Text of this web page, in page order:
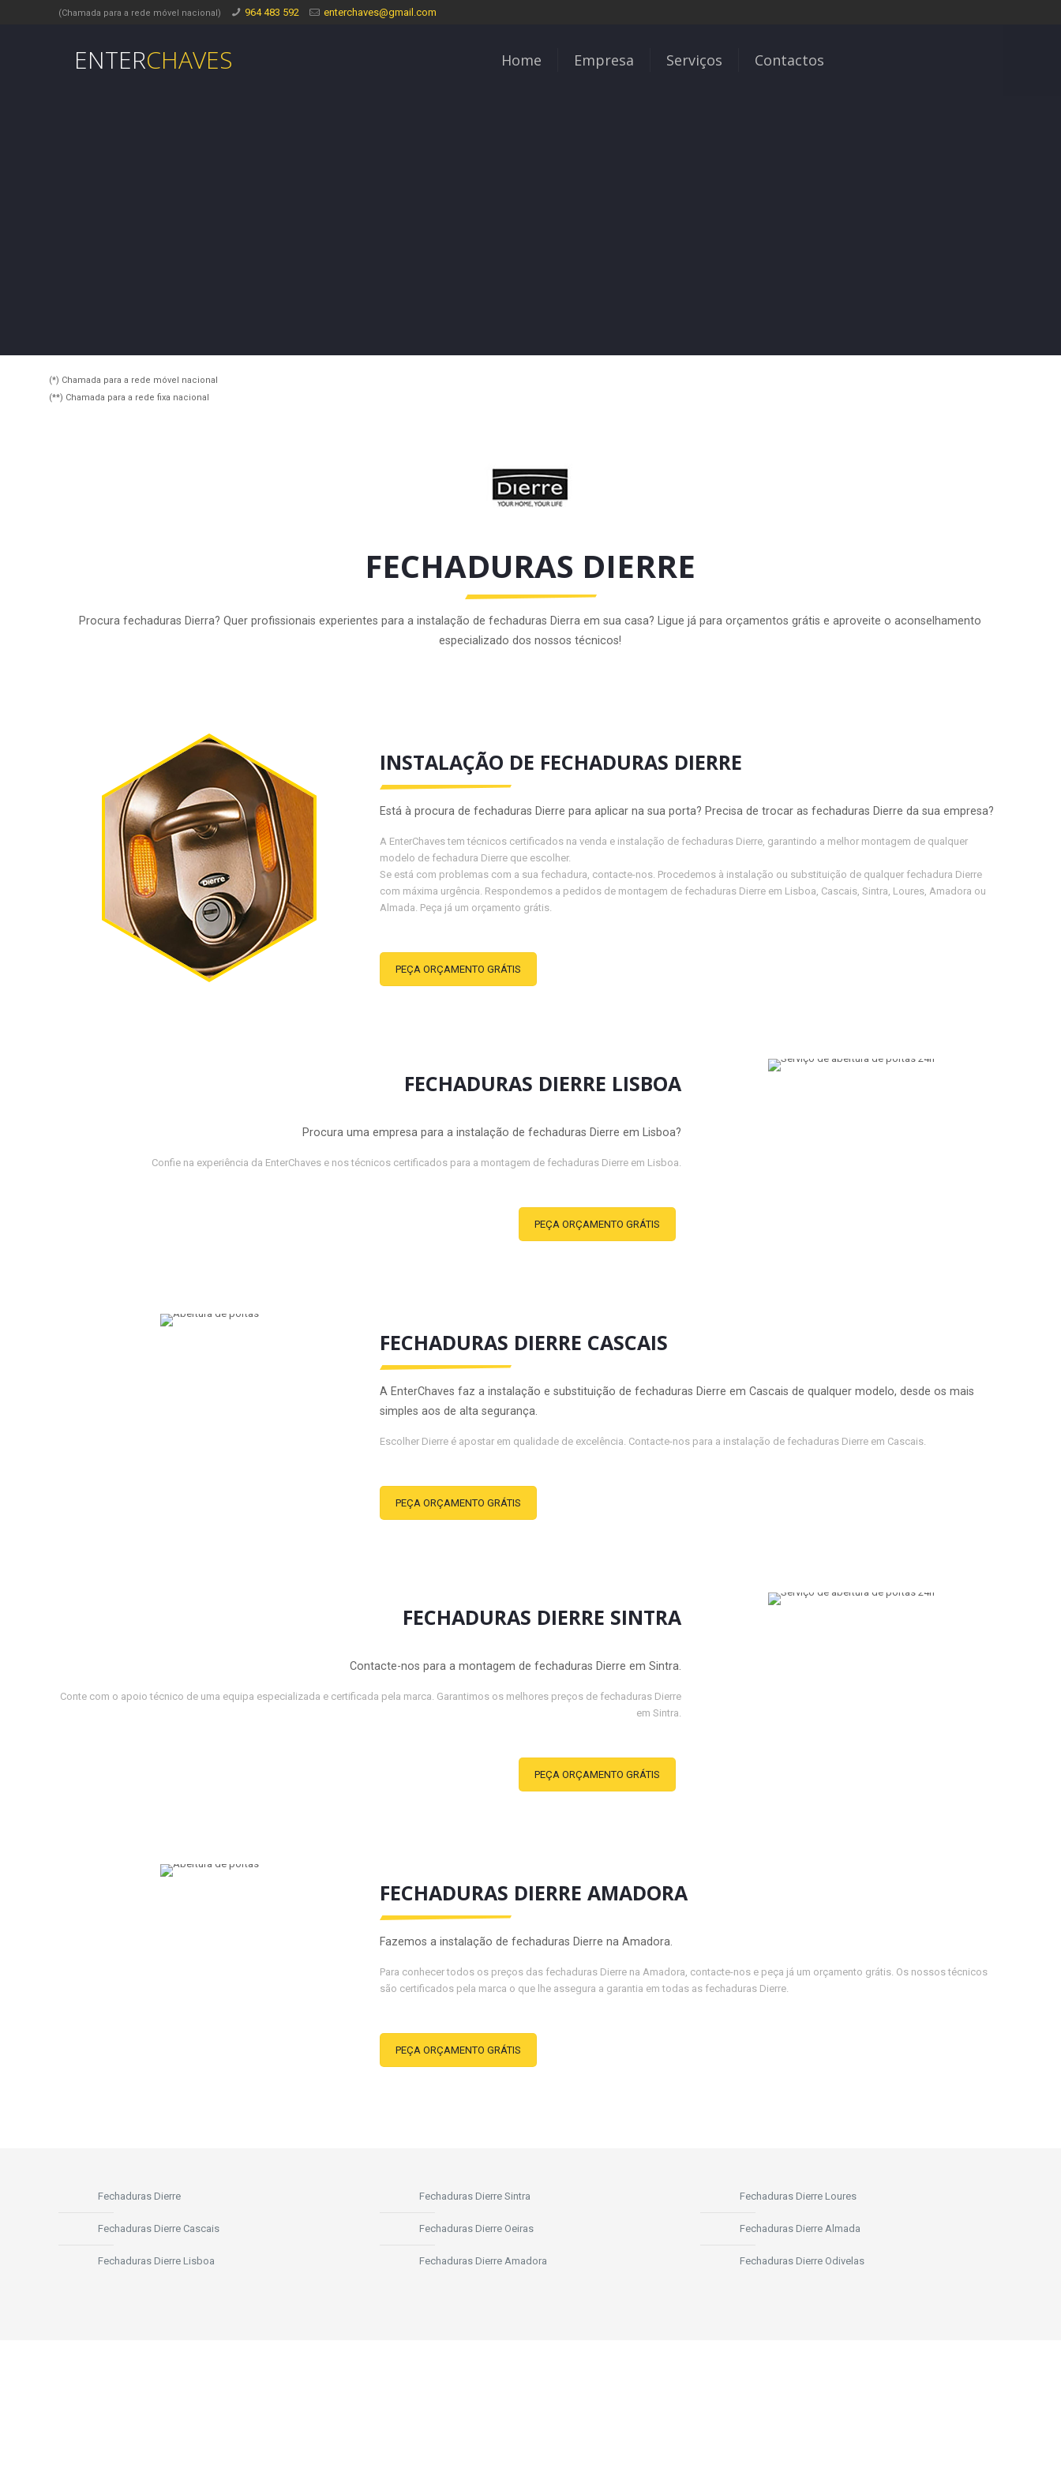
(Chamada para a rede móvel nacional) 964 483 592 enterchaves@gmail.com
ENTERCHAVES Home Empresa Serviços Contactos
(*) Chamada para a rede móvel nacional
(**) Chamada para a rede fixa nacional
FECHADURAS DIERRE
Procura fechaduras Dierra? Quer profissionais experientes para a instalação de fechaduras Dierra em sua casa? Ligue já para orçamentos grátis e aproveite o aconselhamento
especializado dos nossos técnicos!
INSTALAÇÃO DE FECHADURAS DIERRE
Está à procura de fechaduras Dierre para aplicar na sua porta? Precisa de trocar as fechaduras Dierre da sua empresa?
A EnterChaves tem técnicos certificados na venda e instalação de fechaduras Dierre, garantindo a melhor montagem de qualquer
modelo de fechadura Dierre que escolher.
Se está com problemas com a sua fechadura, contacte-nos. Procedemos à instalação ou substituição de qualquer fechadura Dierre
com máxima urgência. Respondemos a pedidos de montagem de fechaduras Dierre em Lisboa, Cascais, Sintra, Loures, Amadora ou
Almada. Peça já um orçamento grátis.
PEÇA ORÇAMENTO GRÁTIS
FECHADURAS DIERRE LISBOA
Procura uma empresa para a instalação de fechaduras Dierre em Lisboa?
Confie na experiência da EnterChaves e nos técnicos certificados para a montagem de fechaduras Dierre em Lisboa.
PEÇA ORÇAMENTO GRÁTIS
FECHADURAS DIERRE CASCAIS
A EnterChaves faz a instalação e substituição de fechaduras Dierre em Cascais de qualquer modelo, desde os mais
simples aos de alta segurança.
Escolher Dierre é apostar em qualidade de excelência. Contacte-nos para a instalação de fechaduras Dierre em Cascais.
PEÇA ORÇAMENTO GRÁTIS
FECHADURAS DIERRE SINTRA
Contacte-nos para a montagem de fechaduras Dierre em Sintra.
Conte com o apoio técnico de uma equipa especializada e certificada pela marca. Garantimos os melhores preços de fechaduras Dierre
em Sintra.
PEÇA ORÇAMENTO GRÁTIS
FECHADURAS DIERRE AMADORA
Fazemos a instalação de fechaduras Dierre na Amadora.
Para conhecer todos os preços das fechaduras Dierre na Amadora, contacte-nos e peça já um orçamento grátis. Os nossos técnicos
são certificados pela marca o que lhe assegura a garantia em todas as fechaduras Dierre.
PEÇA ORÇAMENTO GRÁTIS
Fechaduras Dierre
Fechaduras Dierre Cascais
Fechaduras Dierre Lisboa
Fechaduras Dierre Sintra
Fechaduras Dierre Oeiras
Fechaduras Dierre Amadora
Fechaduras Dierre Loures
Fechaduras Dierre Almada
Fechaduras Dierre Odivelas